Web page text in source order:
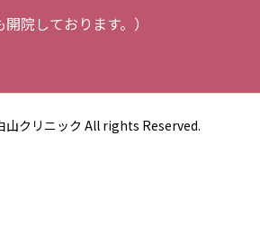
院しております。）
クリニック All rights Reserved.